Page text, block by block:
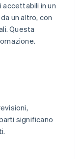
accettabili in un
un altro, con
Questa
significano